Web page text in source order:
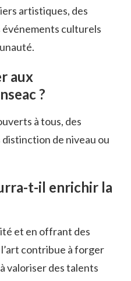
artistiques, des
événements culturels
aux
?
à tous, des
de niveau ou
t-il enrichir la
et en offrant des
contribue à forger
valoriser des talents